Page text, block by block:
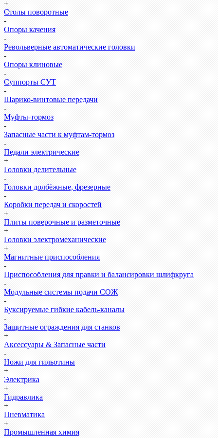
+
Столы поворотные
-
Опоры качения
-
Револьверные автоматические головки
-
Опоры клиновые
-
Суппорты СУТ
-
Шарико-винтовые передачи
-
Муфты-тормоз
-
Запасные части к муфтам-тормоз
-
Педали электрические
+
Головки делительные
-
Головки долбёжные, фрезерные
-
Коробки передач и скоростей
+
Плиты поверочные и разметочные
+
Головки электромеханические
+
Магнитные приспособления
-
Приспособления для правки и балансировки шлифкруга
-
Модульные системы подачи СОЖ
-
Буксируемые гибкие кабель-каналы
-
Защитные ограждения для станков
+
Аксессуары & Запасные части
-
Ножи для гильотины
+
Электрика
+
Гидравлика
+
Пневматика
+
Промышленная химия